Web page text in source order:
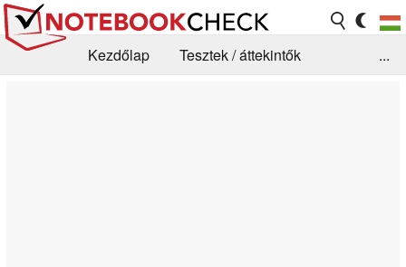
Kezdőlap
Tesztek / áttekintők
...